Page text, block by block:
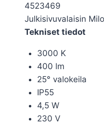
4523469
Julkisivuvalaisin
Tekniset tiedot
3000 K
400 lm
25° valokeila
IP55
4,5 W
230 V